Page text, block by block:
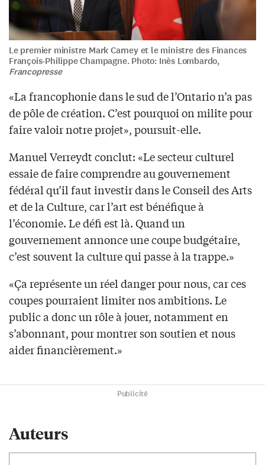
Le premier ministre Mark Carney et le ministre des Finances
François-Philippe Champagne. Photo: Inès Lombardo,
Francopresse
«La francophonie dans le sud de l’Ontario n’a pas
de pôle de création. C’est pourquoi on milite pour
faire valoir notre projet», poursuit-elle.
Manuel Verreydt conclut: «Le secteur culturel
essaie de faire comprendre au gouvernement
fédéral qu’il faut investir dans le Conseil des Arts
et de la Culture, car l’art est bénéfique à
l’économie. Le défi est là. Quand un
gouvernement annonce une coupe budgétaire,
c’est souvent la culture qui passe à la trappe.»
«Ça représente un réel danger pour nous, car ces
coupes pourraient limiter nos ambitions. Le
public a donc un rôle à jouer, notamment en
s’abonnant, pour montrer son soutien et nous
aider financièrement.»
Publicité
Auteurs